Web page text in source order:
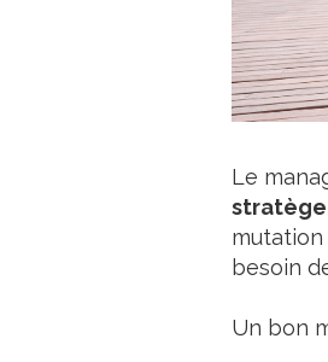
Le
besoin
Un bon